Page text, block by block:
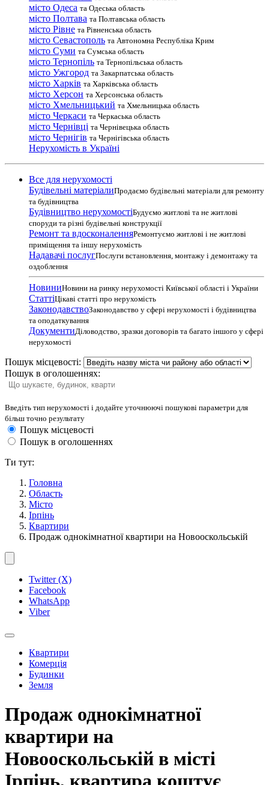
місто Одеса та Одеська область
місто Полтава та Полтавська область
місто Рівне та Рівненська область
місто Севастополь та Автономна Республіка Крим
місто Суми та Сумська область
місто Тернопіль та Тернопільська область
місто Ужгород та Закарпатська область
місто Харків та Харківська область
місто Херсон та Херсонська область
місто Хмельницький та Хмельницька область
місто Черкаси та Черкаська область
місто Чернівці та Чернівецька область
місто Чернігів та Чернігівська область
Нерухомість в Україні
Все для нерухомості
Будівельні матеріалиПродаємо будівельні матеріали для ремонту
та будівництва
Будівництво нерухомостіБудуємо житлові та не житлові
споруди та різні будівельні конструкції
Ремонт та вдосконаленняРемонтуємо житлові і не житлові
приміщення та іншу нерухомість
Надавачі послугПослуги встановлення, монтажу і демонтажу та
оздоблення
НовиниНовини на ринку нерухомості Київської області і України
СтаттіЦікаві статті про нерухомість
ЗаконодавствоЗаконодавство у сфері нерухомості і будівництва
та оподаткування
ДокументиДіловодство, зразки договорів та багато іншого у сфері
нерухомості
Пошук місцевості:
Пошук в оголошеннях:
Введіть тип нерухомості і додайте уточнюючі пошукові параметри для
більш точно результату
Пошук місцевості
Пошук в оголошеннях
Ти тут:
Головна
Область
Місто
Ірпінь
Квартири
Продаж однокімнатної квартири на Новооскольській
Twitter (X)
Facebook
WhatsApp
Viber
Квартири
Комерція
Будинки
Земля
Продаж однокімнатної
квартири на
Новооскольській в місті